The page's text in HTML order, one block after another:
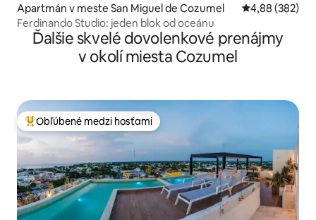
Apartmán v meste San Miguel de Cozumel Priemerné
4,88 (382)
Ferdinando Studio: jeden blok od oceánu
Ďalšie skvelé dovolenkové prenájmy
v okolí miesta Cozumel
Najobľúbenejšie medzi hosťami
Obľúbené medzi hosťami